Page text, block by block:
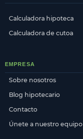
Calculadora hipoteca
Calculadora de cutoa
EMPRESA
Sobre nosotros
Blog hipotecario
Contacto
Únete a nuestro equipo